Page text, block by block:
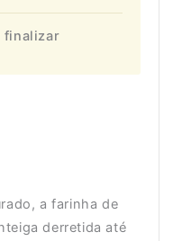
finalizar
a farinha de
derretida até